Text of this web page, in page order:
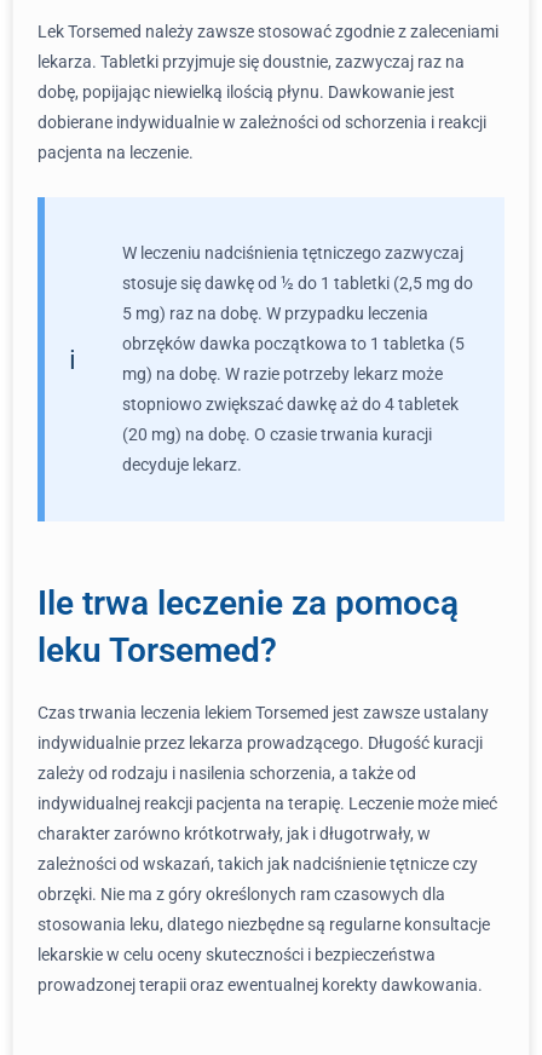
Lek Torsemed należy zawsze stosować zgodnie z zaleceniami
lekarza. Tabletki przyjmuje się doustnie, zazwyczaj raz na
dobę, popijając niewielką ilością płynu. Dawkowanie jest
dobierane indywidualnie w zależności od schorzenia i reakcji
pacjenta na leczenie.
W leczeniu nadciśnienia tętniczego zazwyczaj
stosuje się dawkę od ½ do 1 tabletki (2,5 mg do
5 mg) raz na dobę. W przypadku leczenia
obrzęków dawka początkowa to 1 tabletka (5
mg) na dobę. W razie potrzeby lekarz może
stopniowo zwiększać dawkę aż do 4 tabletek
(20 mg) na dobę. O czasie trwania kuracji
decyduje lekarz.
Ile trwa leczenie za pomocą
leku Torsemed?
Czas trwania leczenia lekiem Torsemed jest zawsze ustalany
indywidualnie przez lekarza prowadzącego. Długość kuracji
zależy od rodzaju i nasilenia schorzenia, a także od
indywidualnej reakcji pacjenta na terapię. Leczenie może mieć
charakter zarówno krótkotrwały, jak i długotrwały, w
zależności od wskazań, takich jak nadciśnienie tętnicze czy
obrzęki. Nie ma z góry określonych ram czasowych dla
stosowania leku, dlatego niezbędne są regularne konsultacje
lekarskie w celu oceny skuteczności i bezpieczeństwa
prowadzonej terapii oraz ewentualnej korekty dawkowania.